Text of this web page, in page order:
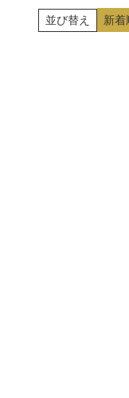
ワイトチョコを
バタークリーム
並び替え 新着